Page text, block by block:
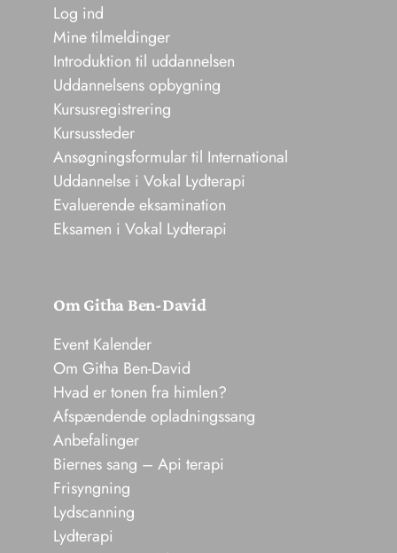
Log ind
Mine tilmeldinger
Introduktion til uddannelsen
Uddannelsens opbygning
Kursusregistrering
Kursussteder
Ansøgningsformular til International
Uddannelse i Vokal Lydterapi
Evaluerende eksamination
Eksamen i Vokal Lydterapi
Om Githa Ben-David
Event Kalender
Om Githa Ben-David
Hvad er tonen fra himlen?
Afspændende opladningssang
Anbefalinger
Biernes sang – Api terapi
Frisyngning
Lydscanning
Lydterapi